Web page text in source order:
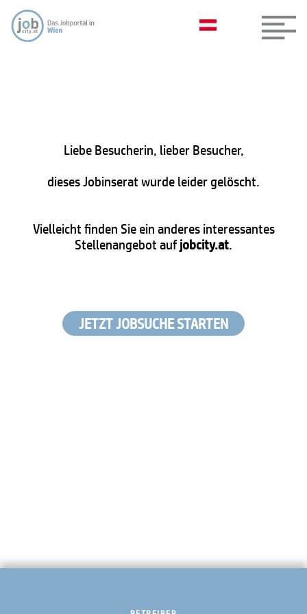
Liebe Besucherin, lieber Besucher,
dieses Jobinserat wurde leider gelöscht.
Vielleicht finden Sie ein anderes interessantes
Stellenangebot aufjobcity.at.
JETZT JOBSUCHE STARTEN